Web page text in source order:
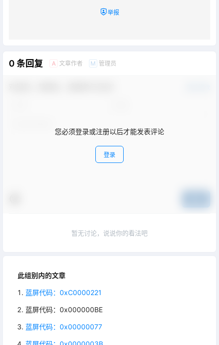
此组别内的文章
蓝屏代码：0xC0000221
蓝屏代码：0x000000BE
蓝屏代码：0x00000077
举报
0 条回复 A 文章作者 M 管理员
您必须登录或注册以后才能发表评论
登录
暂无讨论，说说你的看法吧